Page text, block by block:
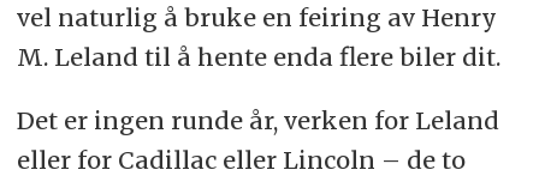
vel naturlig å bruke en feiring av Henry
M. Leland til å hente enda flere biler dit.
Det er ingen runde år, verken for Leland
eller for Cadillac eller Lincoln – de to